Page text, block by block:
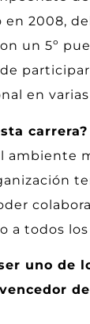
en 2008,
un 5º
en varias
carrera?
ambiente
a todos
uno de